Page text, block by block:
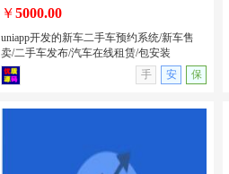
无演示
￥5000.00
uniapp开发的新车二手车预约系统/新车售
卖/二手车发布/汽车在线租赁/包安装
手
安 保